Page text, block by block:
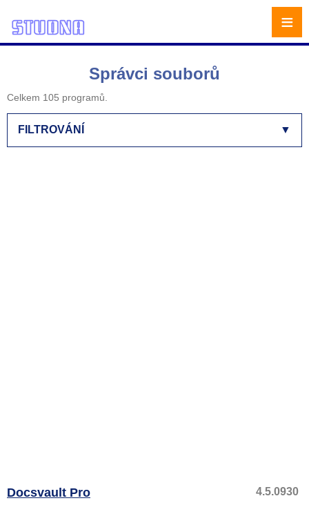
Správci souborů
Celkem 105 programů.
▼
FILTROVÁNÍ
Docsvault Pro
4.5.0930
≡